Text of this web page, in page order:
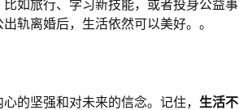
如旅行、学习新技能，或者投身公益事
轨离婚后，生活依然可以美好。。
的坚强和对未来的信念。记住， 生活不